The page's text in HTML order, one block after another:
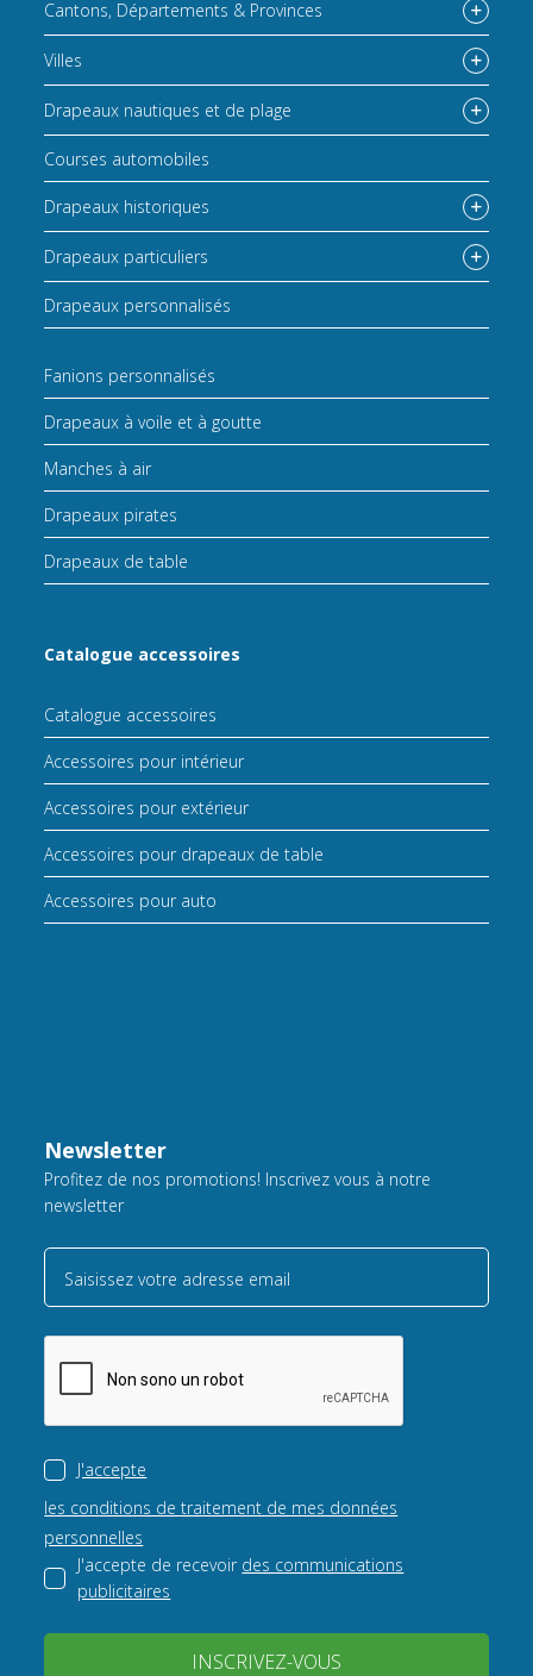
Détails de l'adresse
Ville
Pays
Cantons, Départements & Provinces
Villes
Drapeaux nautiques et de plage
Courses automobiles
Drapeaux historiques
Drapeaux particuliers
Drapeaux personnalisés
Fanions personnalisés
Drapeaux à voile et à goutte
Manches à air
Drapeaux pirates
Drapeaux de table
Catalogue accessoires
Catalogue accessoires
Accessoires pour intérieur
Accessoires pour extérieur
Accessoires pour drapeaux de table
Accessoires pour auto
Newsletter
Profitez de nos promotions! Inscrivez vous à notre
newsletter
Saisissez votre adresse email
J'accepte
les conditions de traitement de mes données
personnelles
J'accepte de recevoir des communications
publicitaires
INSCRIVEZ-VOUS